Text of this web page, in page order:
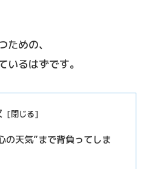
ための、
いるはずです。
の天気”まで背負ってしま